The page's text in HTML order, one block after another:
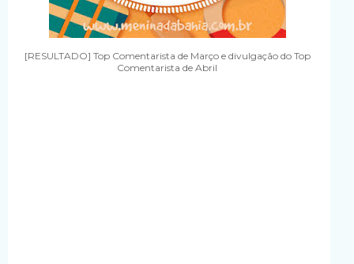
[RESULTADO] Top Comentarista de Março e divulgação do Top
Comentarista de Abril